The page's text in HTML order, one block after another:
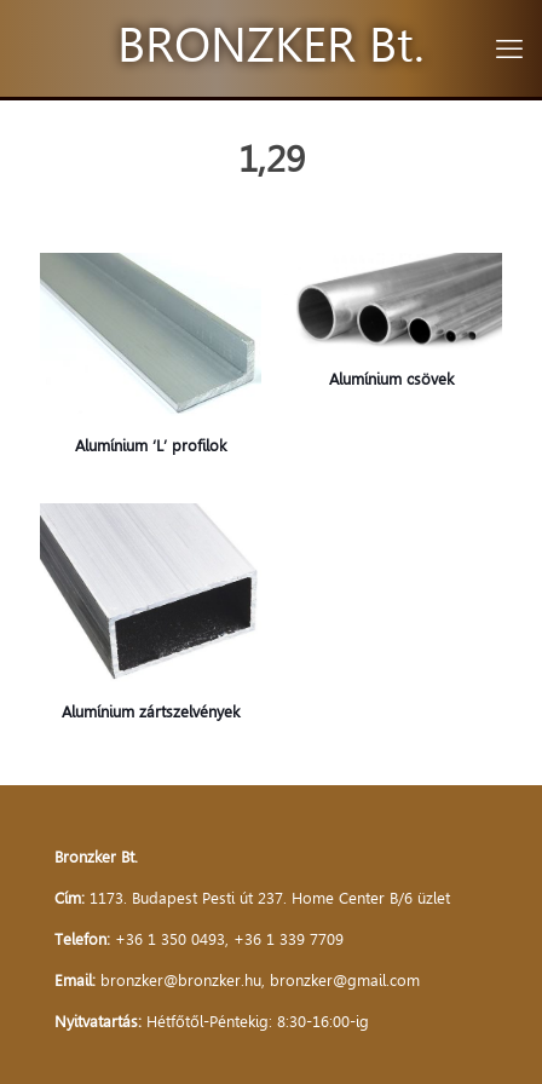
BRONZKER Bt.
1,29
Alumínium ‘L’ profilok
Alumínium csövek
Alumínium zártszelvények
Bronzker Bt.
Cím: 1173. Budapest Pesti út 237. Home Center B/6 üzlet
Telefon: +36 1 350 0493, +36 1 339 7709
Email: bronzker@bronzker.hu, bronzker@gmail.com
Nyitvatartás: Hétfőtől-Péntekig: 8:30-16:00-ig